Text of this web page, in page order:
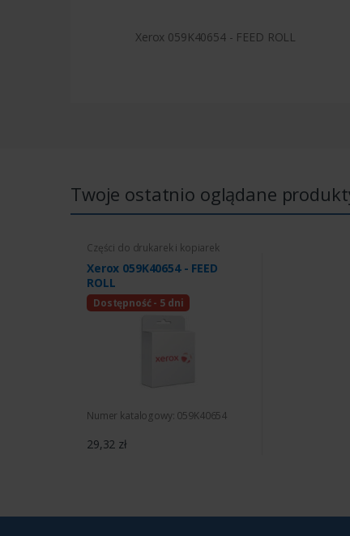
Xerox 059K40654 - FEED ROLL
Twoje ostatnio oglądane
Części do drukarek i kopiarek
Xerox 059K40654 - FEED
ROLL
Dostępność - 5 dni
Numer katalogowy: 059K40654
29,32 zł